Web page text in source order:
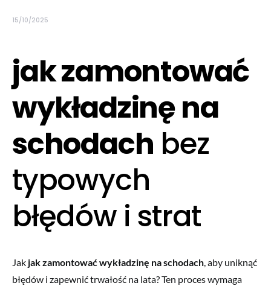
15/10/2025
jak zamontować
wykładzinę na
schodach bez
typowych
błędów i strat
Jak jak zamontować wykładzinę na schodach , aby uniknąć
błędów i zapewnić trwałość na lata? Ten proces wymaga